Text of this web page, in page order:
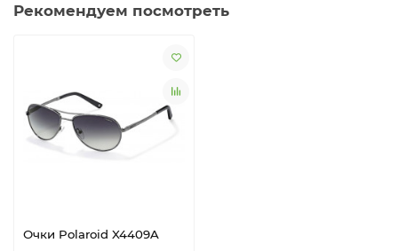
Рекомендуем посмотреть
Очки Polaroid X4409A